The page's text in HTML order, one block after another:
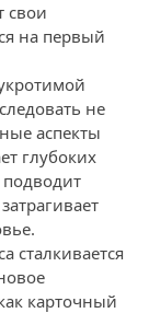
свои
на первый
не
аспекты
глубоких
сталкивается
карточный